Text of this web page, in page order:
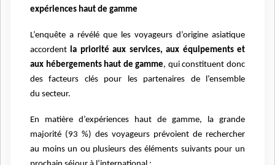
expériences haut de gamme
L’enquête a révélé que les voyageurs d’origine asiatique
accordent la priorité aux services, aux équipements et
aux hébergements haut de gamme, qui constituent donc
des facteurs clés pour les partenaires de l’ensemble
du secteur.
En matière d’expériences haut de gamme, la grande
majorité (93 %) des voyageurs prévoient de rechercher
au moins un ou plusieurs des éléments suivants pour un